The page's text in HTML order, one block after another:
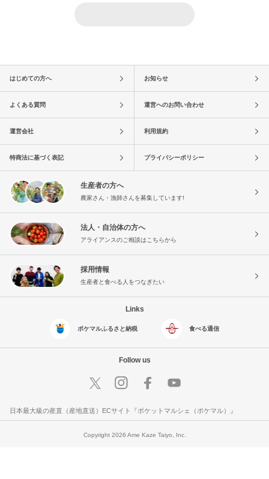
はじめての方へ お知らせ
よくある質問 運営へのお問い合わせ
運営会社 利用規約
特商法に基づく表記 プライバシーポリシー
生産者の方へ
農家さん・漁師さんを募集しています!
法人・自治体の方へ
アライアンスのご相談はこちらから
採用情報
生産者と食べる人をつなぎたい
Links
ポケマルふるさと納税 食べる通信
Follow us
日本最大級の産直（産地直送）ECサイト『ポケットマルシェ（ポケマル）』
Copyright 2026 Ame Kaze Taiyo, Inc.